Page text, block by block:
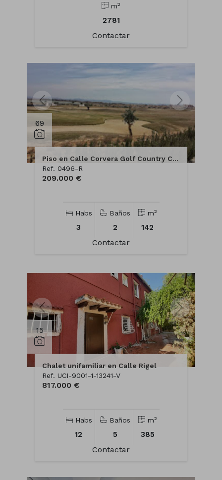
m2
2781
Contactar
69
Piso en Calle Corvera Golf Country Club, 1
Ref. 0496-R
209.000 €
Habs
3
Baños
2
m2
142
Contactar
15
Chalet unifamiliar en Calle Rigel
Ref. UCI-9001-1-13241-V
817.000 €
Habs
12
Baños
5
m2
385
Contactar